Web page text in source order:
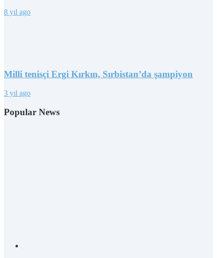
8 yıl ago
Milli tenisçi Ergi Kırkın, Sırbistan’da şampiyon
3 yıl ago
Popular News